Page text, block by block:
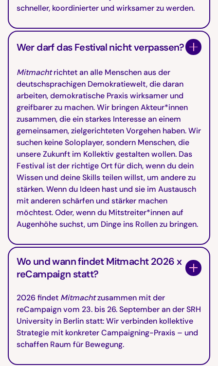
schneller, koordinierter und wirksamer zu werden.
Wer darf das Festival nicht verpassen?
Mitmachtrichtet an alle Menschen aus der
deutschsprachigen Demokratiewelt, die daran
arbeiten, demokratische Praxis wirksamer und
greifbarer zu machen. Wir bringen Akteur*innen
zusammen, die ein starkes Interesse an einem
gemeinsamen, zielgerichteten Vorgehen haben. Wir
suchen keine Soloplayer, sondern Menschen, die
unsere Zukunft im Kollektiv gestalten wollen. Das
Festival ist der richtige Ort für dich, wenn du dein
Wissen und deine Skills teilen willst, um andere zu
stärken. Wenn du Ideen hast und sie im Austausch
mit anderen schärfen und stärker machen
möchtest. Oder, wenn du Mitstreiter*innen auf
Augenhöhe suchst, um Dinge ins Rollen zu bringen.
Wo und wann findet Mitmacht 2026 x
reCampaign statt?
2026 findet Mitmachtzusammen mit der
reCampaign vom 23. bis 26. September an der SRH
University in Berlin statt: Wir verbinden kollektive
Strategie mit konkreter Campaigning-Praxis – und
schaffen Raum für Bewegung.